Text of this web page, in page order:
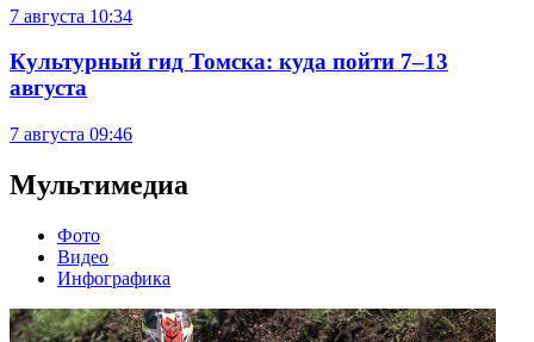
7 августа 10:34
Культурный гид Томска: куда пойти 7–13
августа
7 августа 09:46
Мультимедиа
Фото
Видео
Инфографика